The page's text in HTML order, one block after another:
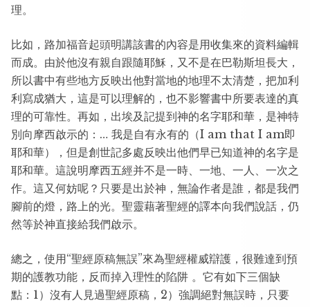
理。
比如，路加福音起頭明講該書的內容是用收集來的資料編輯
而成。由於他沒有親自跟隨耶穌，又不是在巴勒斯坦長大，
所以書中有些地方反映出他對當地的地理不太清楚，把加利
利寫成猶大，這是可以理解的，也不影響書中所要表達的真
理的可靠性。再如，出埃及記提到神的名字耶和華，是神特
別向摩西啟示的：… 我是自有永有的（I am that I am即
耶和華），但是創世記多處反映出他們早已知道神的名字是
耶和華。這說明摩西五經并不是一時、一地、一人、一次之
作。這又何妨呢？只要是出於神，無論作者是誰，都是我們
腳前的燈，路上的光。聖靈藉著聖經的譯本向我們說話，仍
然等於神直接給我們啟示。
總之，使用“聖經原稿無誤”來為聖經權威辯護，很難達到預
期的護教功能，反而掉入理性的陷阱 。它有如下三個缺
點：1）沒有人見過聖經原稿，2）強調絕對無誤時，只要